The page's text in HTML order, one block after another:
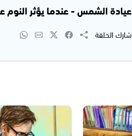
عيادة الشمس - عندما يؤثر النوم على
شارك الحلقة